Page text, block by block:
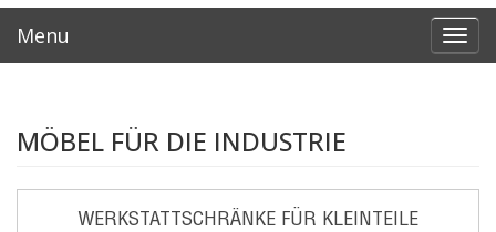
Menu
MÖBEL FÜR DIE INDUSTRIE
WERKSTATTSCHRÄNKE FÜR KLEINTEILE